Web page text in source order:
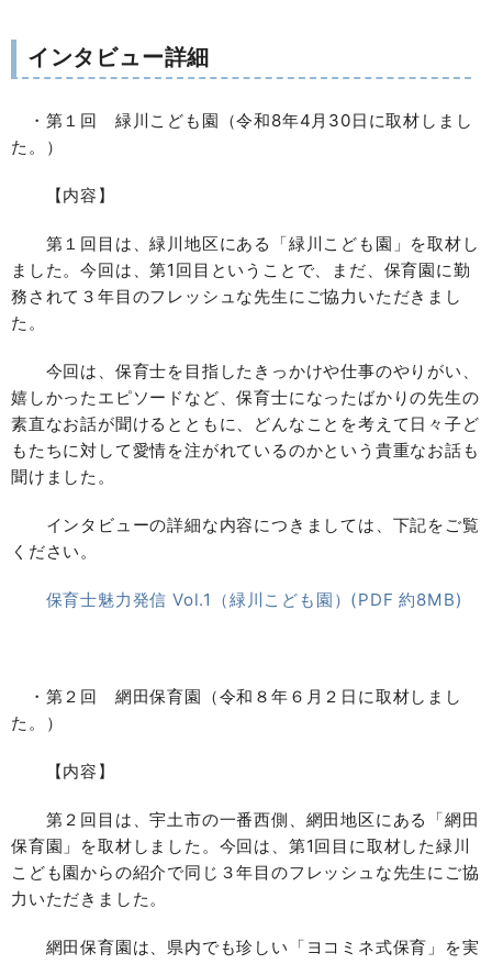
インタビュー詳細
・第１回 緑川こども園（令和8年4月30日に取材しまし
た。）
【内容】
第１回目は、緑川地区にある「緑川こども園」を取材し
ました。今回は、第1回目ということで、まだ、保育園に勤
務されて３年目のフレッシュな先生にご協力いただきまし
た。
今回は、保育士を目指したきっかけや仕事のやりがい、
嬉しかったエピソードなど、保育士になったばかりの先生の
素直なお話が聞けるとともに、どんなことを考えて日々子ど
もたちに対して愛情を注がれているのかという貴重なお話も
聞けました。
インタビューの詳細な内容につきましては、下記をご覧
ください。
保育士魅力発信 Vol.1（緑川こども園）(PDF 約8MB)
・第２回 網田保育園（令和８年６月２日に取材しまし
た。）
【内容】
第２回目は、宇土市の一番西側、網田地区にある「網田
保育園」を取材しました。今回は、第1回目に取材した緑川
こども園からの紹介で同じ３年目のフレッシュな先生にご協
力いただきました。
網田保育園は、県内でも珍しい「ヨコミネ式保育」を実